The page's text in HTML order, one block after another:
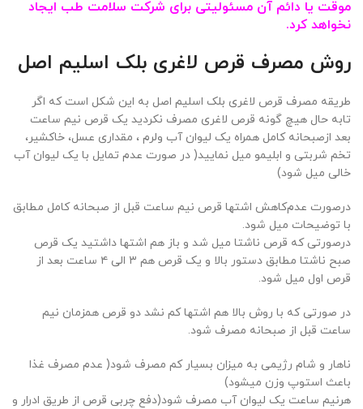
موقت یا دائم آن مسئولیتی برای شرکت سلامت طب ایجاد
نخواهد کرد.
روش مصرف قرص لاغری بلک اسلیم اصل
طریقه مصرف قرص لاغری بلک اسلیم اصل به این شکل است که اگر
تابه حال هیچ گونه قرص لاغری مصرف نکردید یک قرص نیم ساعت
بعد ازصبحانه کامل همراه یک لیوان آب ولرم ، مقداری عسل، خاکشیر،
تخم شربتی و ابلیمو میل نمایید( در صورت عدم تمایل با یک لیوان آب
خالی میل شود)
درصورت عدم‌کاهش اشتها قرص نیم ساعت قبل از صبحانه کامل مطابق
با توضیحات میل شود.
درصورتی که قرص ناشتا میل شد و باز هم اشتها داشتید یک قرص
صبح ناشتا مطابق دستور بالا و یک قرص هم ۳ الی ۴ ساعت بعد از
قرص اول میل شود.
در صورتی که با روش بالا هم اشتها کم نشد دو قرص همزمان نیم
ساعت قبل از صبحانه مصرف شود.
ناهار و شام رژیمی به میزان بسیار کم مصرف شود( عدم مصرف غذا
باعث استوپ وزن میشود)
هرنیم ساعت یک لیوان آب مصرف شود(دفع چربی قرص از طریق ادرار و